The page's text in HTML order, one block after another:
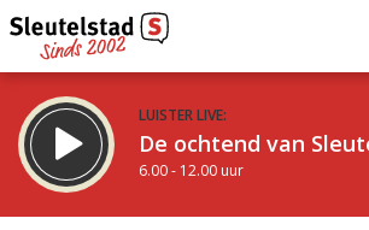
LUISTER LIVE:
De ochtend van
6.00 - 12.00 uur